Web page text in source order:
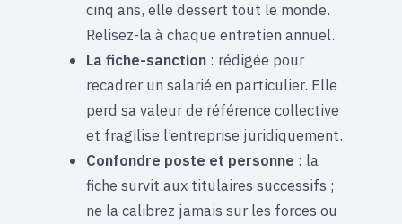
cinq ans, elle dessert tout le monde.
Relisez-la à chaque entretien annuel.
La fiche-sanction : rédigée pour
recadrer un salarié en particulier. Elle
perd sa valeur de référence collective
et fragilise l’entreprise juridiquement.
Confondre poste et personne : la
fiche survit aux titulaires successifs ;
ne la calibrez jamais sur les forces ou